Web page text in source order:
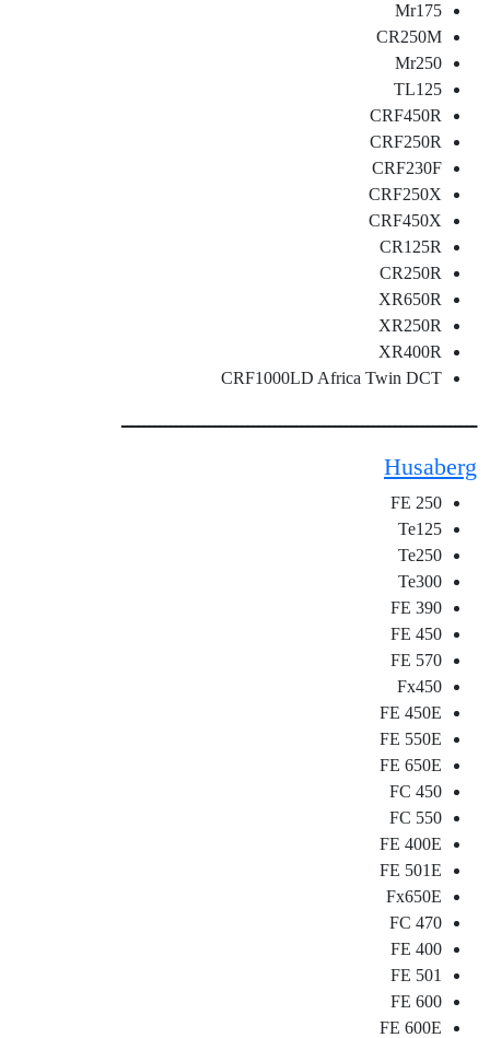
Mr175
CR250M
Mr250
TL125
CRF450R
CRF250R
CRF230F
CRF250X
CRF450X
CR125R
CR250R
XR650R
XR250R
XR400R
CRF1000LD Africa Twin DCT
ـــــــــــــــــــــــــــــــــــــــــــــــــــــــــــــــــ
Husaberg
FE 250
Te125
Te250
Te300
FE 390
FE 450
FE 570
Fx450
FE 450E
FE 550E
FE 650E
FC 450
FC 550
FE 400E
FE 501E
Fx650E
FC 470
FE 400
FE 501
FE 600
FE 600E